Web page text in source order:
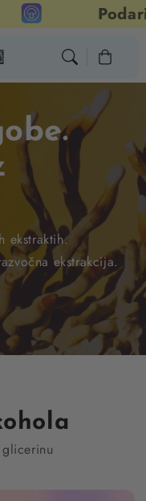
Podarimo
Cart
ekstraktih.
ekstrakcija.